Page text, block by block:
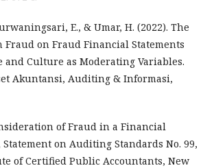
E., & Umar, H. (2022). The
Fraud on Fraud Financial Statements
and Culture as Moderating Variables.
Akuntansi, Auditing & Informasi,
of Fraud in a Financial
on Auditing Standards No. 99,
of Certified Public Accountants, New